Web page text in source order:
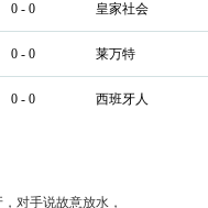
0 - 0 皇家社会
0 - 0 莱万特
0 - 0 西班牙人
对手说故意放水，